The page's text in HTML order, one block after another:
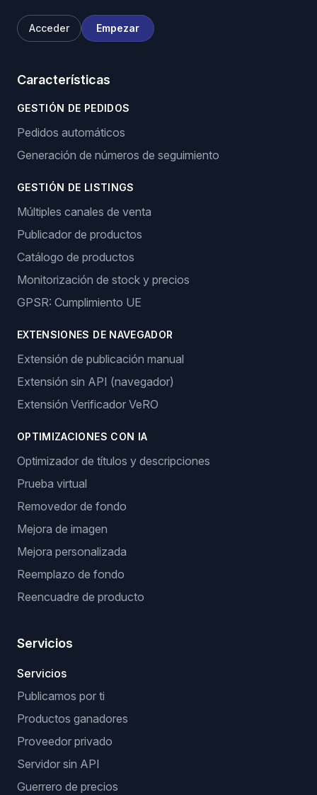
Acceder Empezar
Características
GESTIÓN DE PEDIDOS
Pedidos automáticos
Generación de números de seguimiento
GESTIÓN DE LISTINGS
Múltiples canales de venta
Publicador de productos
Catálogo de productos
Monitorización de stock y precios
GPSR: Cumplimiento UE
EXTENSIONES DE NAVEGADOR
Extensión de publicación manual
Extensión sin API (navegador)
Extensión Verificador VeRO
OPTIMIZACIONES CON IA
Optimizador de títulos y descripciones
Prueba virtual
Removedor de fondo
Mejora de imagen
Mejora personalizada
Reemplazo de fondo
Reencuadre de producto
Servicios
Servicios
Publicamos por ti
Productos ganadores
Proveedor privado
Servidor sin API
Guerrero de precios